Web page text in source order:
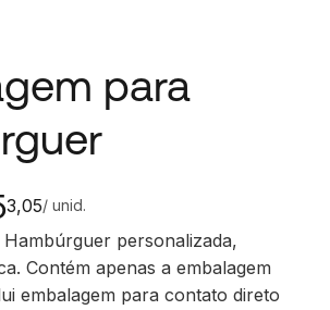
para
/ unid.
3,05
Hambúrguer personalizada,
Contém apenas a embalagem
embalagem para contato direto